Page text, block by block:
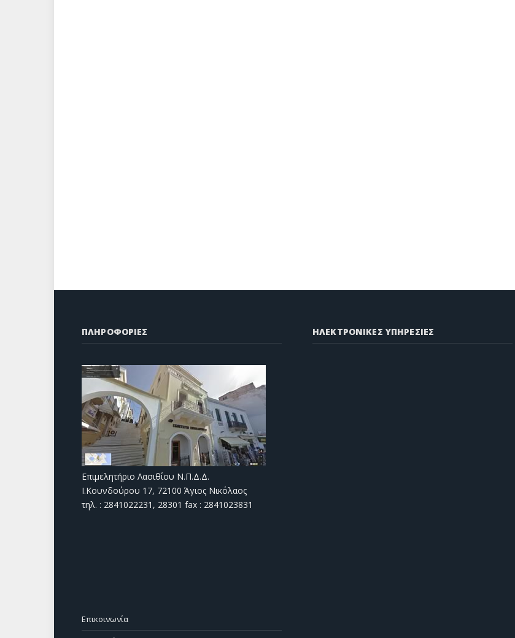
ΠΛΗΡΟΦΟΡΙΕΣ
Επιμελητήριο Λασιθίου Ν.Π.Δ.Δ.
Ι.Κουνδούρου 17, 72100 Άγιος Νικόλαος
τηλ. : 2841022231, 28301 fax : 2841023831
ΗΛΕΚΤΡΟΝΙΚΕΣ ΥΠΗΡΕΣΙΕΣ
Επικοινωνία